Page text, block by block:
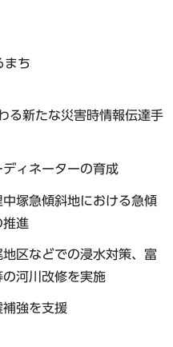
まち
る新たな災害時情報伝達手
ィネーターの育成
塚急傾斜地における急傾
推進
区などでの浸水対策、富
河川改修を実施
強を支援